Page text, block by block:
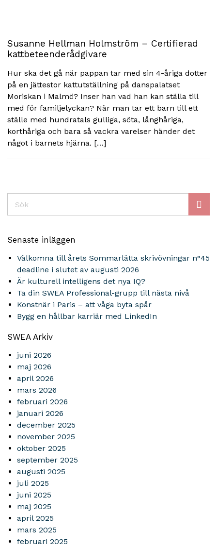
Susanne Hellman Holmström – Certifierad
kattbeteenderådgivare
Hur ska det gå när pappan tar med sin 4-åriga dotter
på en jättestor kattutställning på danspalatset
Moriskan i Malmö? Inser han vad han kan ställa till
med för familjelyckan? När man tar ett barn till ett
ställe med hundratals gulliga, söta, långhåriga,
korthåriga och bara så vackra varelser händer det
något i barnets hjärna. […]
Senaste inläggen
Välkomna till årets Sommarlätta skrivövningar n°45
deadline i slutet av augusti 2026
Är kulturell intelligens det nya IQ?
Ta din SWEA Professional-grupp till nästa nivå
Konstnär i Paris – att våga byta spår
Bygg en hållbar karriär med LinkedIn
SWEA Arkiv
juni 2026
maj 2026
april 2026
mars 2026
februari 2026
januari 2026
december 2025
november 2025
oktober 2025
september 2025
augusti 2025
juli 2025
juni 2025
maj 2025
april 2025
mars 2025
februari 2025